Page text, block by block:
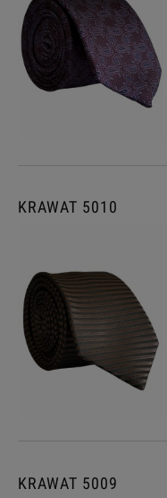
KRAWAT 5010
KRAWAT 5009